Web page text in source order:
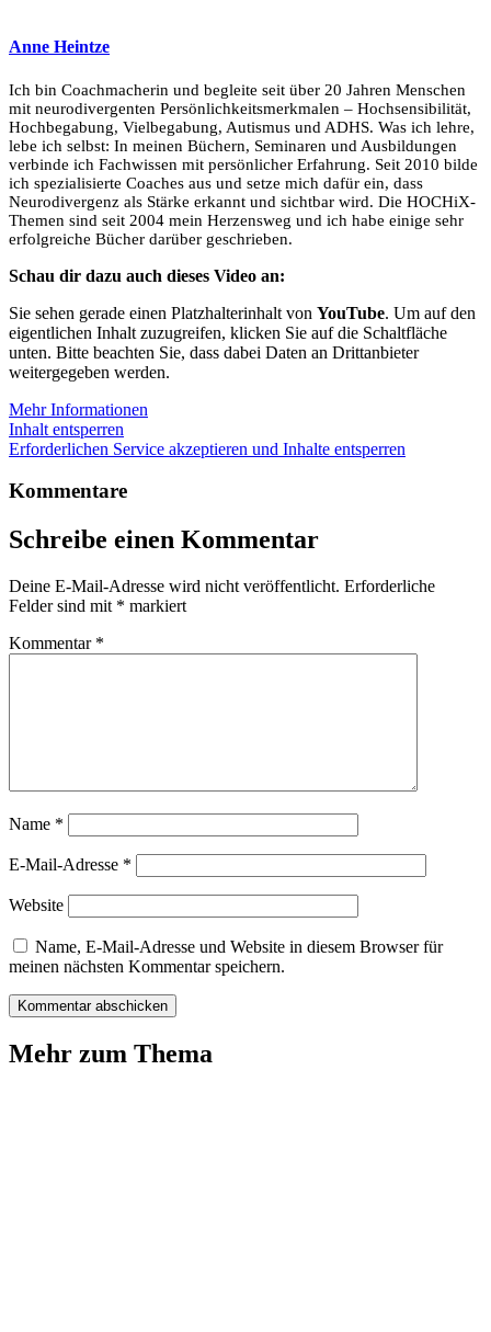
Anne Heintze
Ich bin Coachmacherin und begleite seit über 20 Jahren Menschen
mit neurodivergenten Persönlichkeitsmerkmalen – Hochsensibilität,
Hochbegabung, Vielbegabung, Autismus und ADHS. Was ich lehre,
lebe ich selbst: In meinen Büchern, Seminaren und Ausbildungen
verbinde ich Fachwissen mit persönlicher Erfahrung. Seit 2010 bilde
ich spezialisierte Coaches aus und setze mich dafür ein, dass
Neurodivergenz als Stärke erkannt und sichtbar wird. Die HOCHiX-
Themen sind seit 2004 mein Herzensweg und ich habe einige sehr
erfolgreiche Bücher darüber geschrieben.
Schau dir dazu auch dieses Video an:
Sie sehen gerade einen Platzhalterinhalt von YouTube. Um auf den
eigentlichen Inhalt zuzugreifen, klicken Sie auf die Schaltfläche
unten. Bitte beachten Sie, dass dabei Daten an Drittanbieter
weitergegeben werden.
Mehr Informationen
Inhalt entsperren
Erforderlichen Service akzeptieren und Inhalte entsperren
Kommentare
Schreibe einen Kommentar
Deine E-Mail-Adresse wird nicht veröffentlicht. Erforderliche
Felder sind mit * markiert
Kommentar *
Name *
E-Mail-Adresse *
Website
Name, E-Mail-Adresse und Website in diesem Browser für
meinen nächsten Kommentar speichern.
Mehr zum Thema